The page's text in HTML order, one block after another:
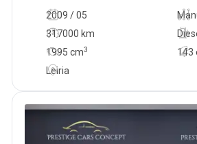
2009 / 05
317000 km
143
1995 cm3
Leiria